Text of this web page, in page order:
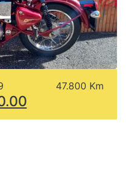
47.800 Km